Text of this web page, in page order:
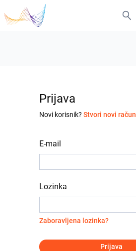
Prijava
Novi korisnik? Stvori novi račun
E-mail
Lozinka
Zaboravljena lozinka?
Prijava